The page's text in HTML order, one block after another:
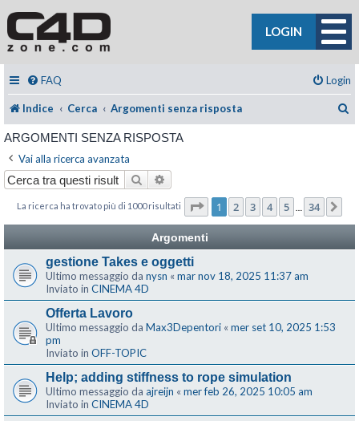
LOGIN
FAQ Login
Indice Cerca Argomenti senza risposta
ARGOMENTI SENZA RISPOSTA
Vai alla ricerca avanzata
Cerca
La ricerca ha trovato più di 1000 risultati Pagina di 34
1 2 3 4 5 34
Argomenti
gestione Takes e oggetti
Ultimo messaggio da nysn « mar nov 18, 2025 11:37 am
Inviato in CINEMA 4D
Offerta Lavoro
Ultimo messaggio da Max3Depentori « mer set 10, 2025 1:53
pm
Inviato in OFF-TOPIC
Help; adding stiffness to rope simulation
Ultimo messaggio da ajreijn « mer feb 26, 2025 10:05 am
Inviato in CINEMA 4D